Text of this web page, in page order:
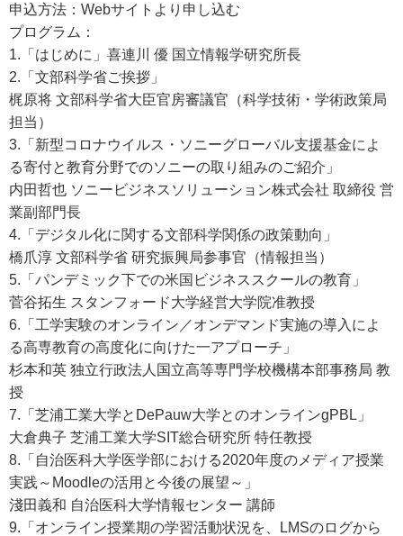
申込方法：Webサイトより申し込む
プログラム：
1.「はじめに」喜連川 優 国立情報学研究所長
2.「文部科学省ご挨拶」
梶原将 文部科学省大臣官房審議官（科学技術・学術政策局
担当）
3.「新型コロナウイルス・ソニーグローバル支援基金によ
る寄付と教育分野でのソニーの取り組みのご紹介」
内田哲也 ソニービジネスソリューション株式会社 取締役 営
業副部門長
4.「デジタル化に関する文部科学関係の政策動向」
橋爪淳 文部科学省 研究振興局参事官（情報担当）
5.「パンデミック下での米国ビジネススクールの教育」
菅谷拓生 スタンフォード大学経営大学院准教授
6.「工学実験のオンライン／オンデマンド実施の導入によ
る高専教育の高度化に向けた一アプローチ」
杉本和英 独立行政法人国立高等専門学校機構本部事務局 教
授
7.「芝浦工業大学とDePauw大学とのオンラインgPBL」
大倉典子 芝浦工業大学SIT総合研究所 特任教授
8.「自治医科大学医学部における2020年度のメディア授業
実践～Moodleの活用と今後の展望～」
淺田義和 自治医科大学情報センター 講師
9.「オンライン授業期の学習活動状況を、LMSのログから